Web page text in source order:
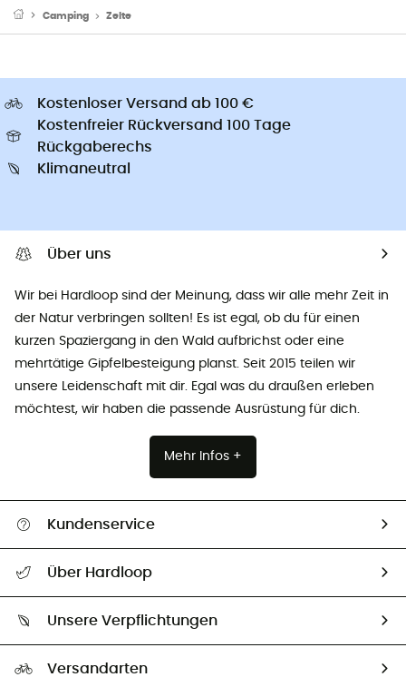
Camping Zelte
Kostenloser Versand ab 100 €
Kostenfreier Rückversand 100 Tage
Rückgaberechs
Klimaneutral
Über uns
Wir bei Hardloop sind der Meinung, dass wir alle mehr Zeit in
der Natur verbringen sollten! Es ist egal, ob du für einen
kurzen Spaziergang in den Wald aufbrichst oder eine
mehrtätige Gipfelbesteigung planst. Seit 2015 teilen wir
unsere Leidenschaft mit dir. Egal was du draußen erleben
möchtest, wir haben die passende Ausrüstung für dich.
Mehr Infos +
Kundenservice
Größentabelle
Vertrag widerrufen
Über Hardloop
Unsere Botschafter
Unsere Verpflichtungen
Versandarten